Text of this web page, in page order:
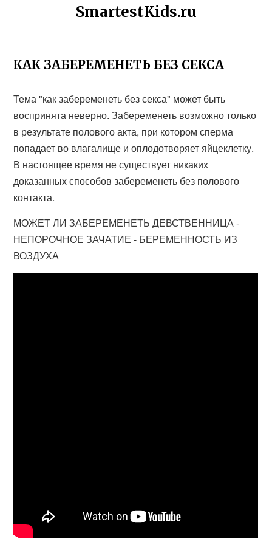
SmartestKids.ru
КАК ЗАБЕРЕМЕНЕТЬ БЕЗ СЕКСА
Тема "как забеременеть без секса" может быть
воспринята неверно. Забеременеть возможно только
в результате полового акта, при котором сперма
попадает во влагалище и оплодотворяет яйцеклетку.
В настоящее время не существует никаких
доказанных способов забеременеть без полового
контакта.
МОЖЕТ ЛИ ЗАБЕРЕМЕНЕТЬ ДЕВСТВЕННИЦА -
НЕПОРОЧНОЕ ЗАЧАТИЕ - БЕРЕМЕННОСТЬ ИЗ
ВОЗДУХА